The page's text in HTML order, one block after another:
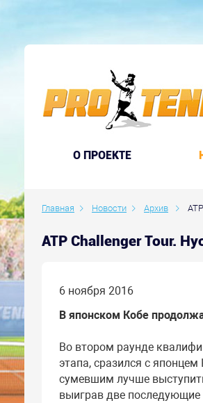
O ПРОЕКТЕ
Главная Новости Архив
ATP Challenger Tour.
6 ноября 2016
В японском Кобе
Во втором раунде
этапа, сразился с
сумевшим лучше
выиграв две последующие